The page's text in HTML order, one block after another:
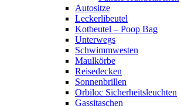
Autositze
Leckerlibeutel
Kotbeutel – Poop Bag
Unterwegs
Schwimmwesten
Maulkörbe
Reisedecken
Sonnenbrillen
Orbiloc Sicherheitsleuchten
Gassitaschen